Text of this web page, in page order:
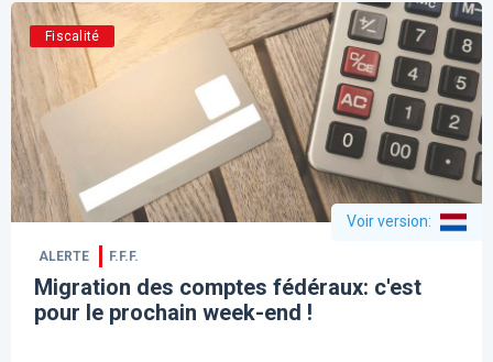
Fiscalité
Voir version:
ALERTE F.F.F.
Migration des comptes fédéraux: c'est
pour le prochain week-end !